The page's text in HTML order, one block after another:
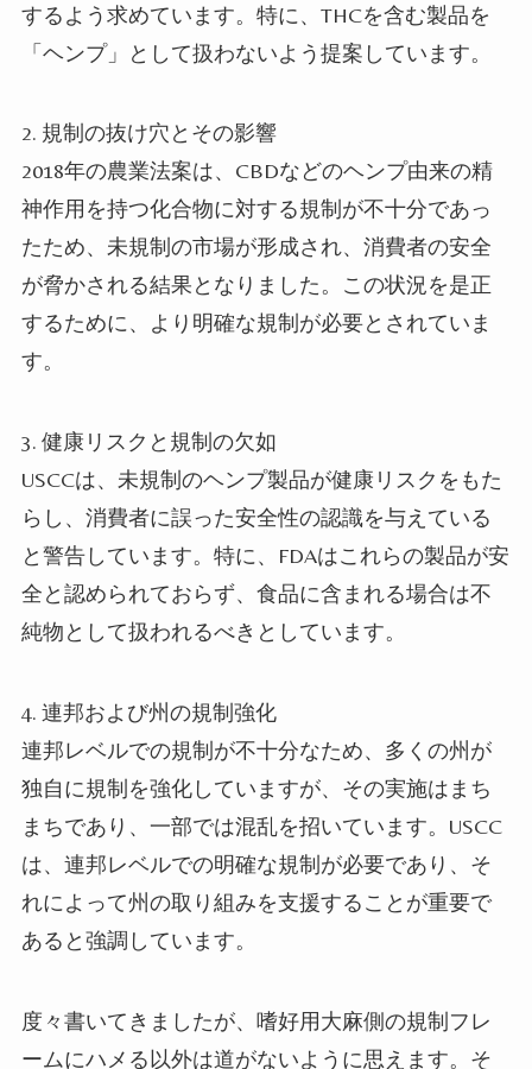
するよう求めています。特に、THCを含む製品を
「ヘンプ」として扱わないよう提案しています。
2. 規制の抜け穴とその影響
2018年の農業法案は、CBDなどのヘンプ由来の精
神作用を持つ化合物に対する規制が不十分であっ
たため、未規制の市場が形成され、消費者の安全
が脅かされる結果となりました。この状況を是正
するために、より明確な規制が必要とされていま
す。
3. 健康リスクと規制の欠如
USCCは、未規制のヘンプ製品が健康リスクをもた
らし、消費者に誤った安全性の認識を与えている
と警告しています。特に、FDAはこれらの製品が安
全と認められておらず、食品に含まれる場合は不
純物として扱われるべきとしています。
4. 連邦および州の規制強化
連邦レベルでの規制が不十分なため、多くの州が
独自に規制を強化していますが、その実施はまち
まちであり、一部では混乱を招いています。USCC
は、連邦レベルでの明確な規制が必要であり、そ
れによって州の取り組みを支援することが重要で
あると強調しています。
度々書いてきましたが、嗜好用大麻側の規制フレ
ームにハメる以外は道がないように思えます。そ